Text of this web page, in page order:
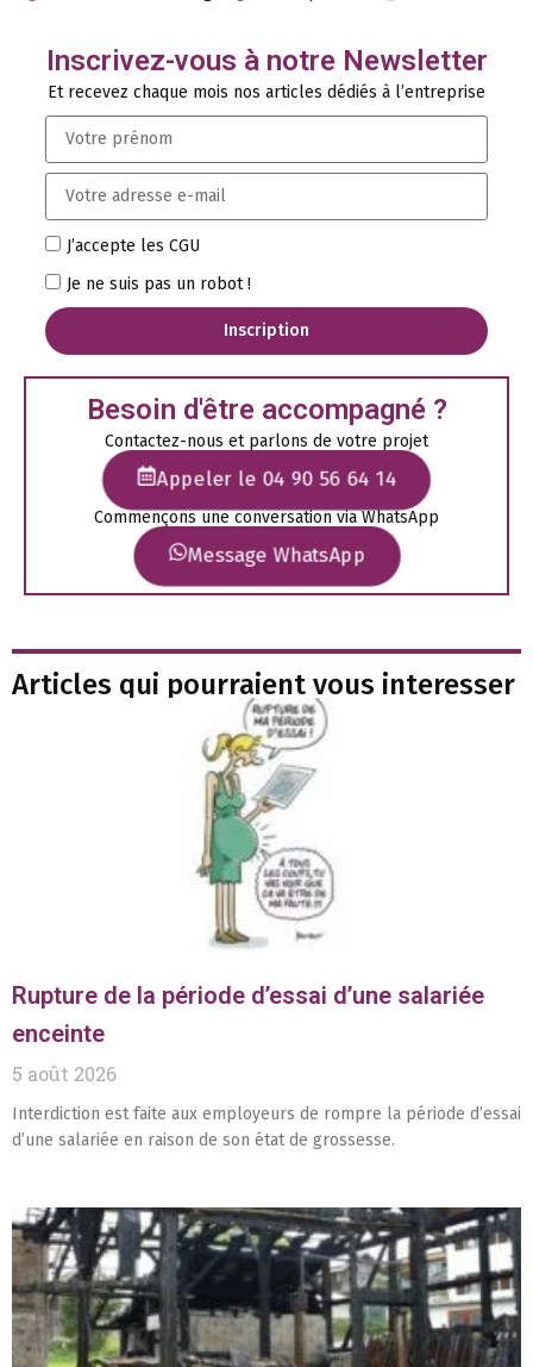
Inscrivez-vous à notre Newsletter
Et recevez chaque mois nos articles dédiés à l’entreprise
J’accepte les CGU
Je ne suis pas un robot !
Inscription
Besoin d'être accompagné ?
Contactez-nous et parlons de votre projet
Appeler le 04 90 56 64 14
Commençons une conversation via WhatsApp
Message WhatsApp
Articles qui pourraient vous interesser
Rupture de la période d’essai d’une salariée
enceinte
5 août 2026
Interdiction est faite aux employeurs de rompre la période d’essai
d’une salariée en raison de son état de grossesse.